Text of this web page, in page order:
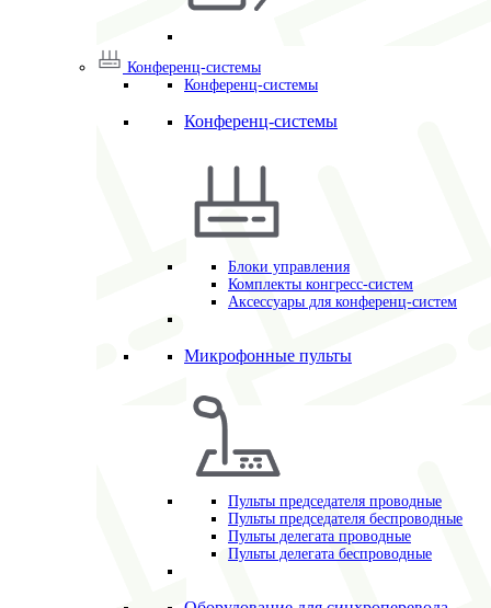
Конференц-системы
Конференц-системы
Конференц-системы
Блоки управления
Комплекты конгресс-систем
Аксессуары для конференц-систем
Микрофонные пульты
Пульты председателя проводные
Пульты председателя беспроводные
Пульты делегата проводные
Пульты делегата беспроводные